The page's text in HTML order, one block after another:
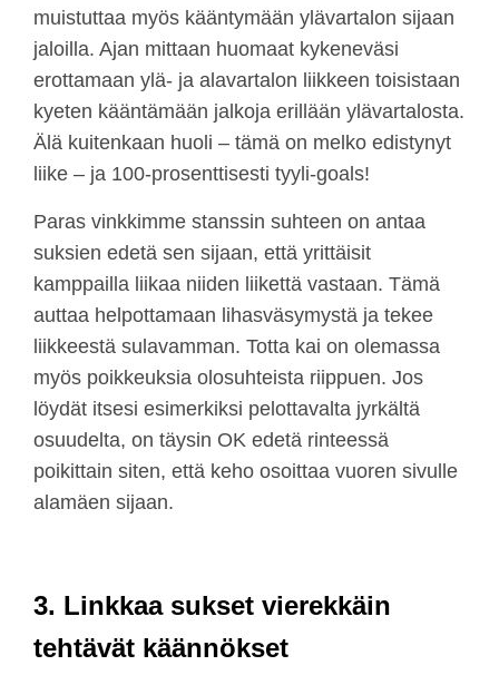
muistuttaa myös kääntymään ylävartalon sijaan
jaloilla. Ajan mittaan huomaat kykeneväsi
erottamaan ylä- ja alavartalon liikkeen toisistaan
kyeten kääntämään jalkoja erillään ylävartalosta.
Älä kuitenkaan huoli – tämä on melko edistynyt
liike – ja 100-prosenttisesti tyyli-goals!
Paras vinkkimme stanssin suhteen on antaa
suksien edetä sen sijaan, että yrittäisit
kamppailla liikaa niiden liikettä vastaan. Tämä
auttaa helpottamaan lihasväsymystä ja tekee
liikkeestä sulavamman. Totta kai on olemassa
myös poikkeuksia olosuhteista riippuen. Jos
löydät itsesi esimerkiksi pelottavalta jyrkältä
osuudelta, on täysin OK edetä rinteessä
poikittain siten, että keho osoittaa vuoren sivulle
alamäen sijaan.
3. Linkkaa sukset vierekkäin
tehtävät käännökset